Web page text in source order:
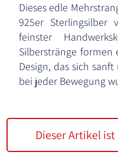
Dieses edle
925er Sterlingsilber
feinster
Silberstränge formen
Design, das sich
bei jeder Bewegung
Dieser Artikel